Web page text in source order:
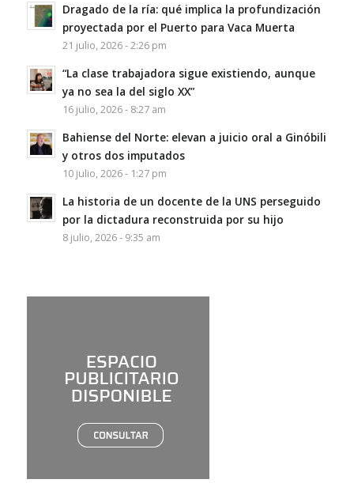
Dragado de la ría: qué implica la profundización
proyectada por el Puerto para Vaca Muerta
21 julio, 2026 - 2:26 pm
“La clase trabajadora sigue existiendo, aunque
ya no sea la del siglo XX”
16 julio, 2026 - 8:27 am
Bahiense del Norte: elevan a juicio oral a Ginóbili
y otros dos imputados
10 julio, 2026 - 1:27 pm
La historia de un docente de la UNS perseguido
por la dictadura reconstruida por su hijo
8 julio, 2026 - 9:35 am